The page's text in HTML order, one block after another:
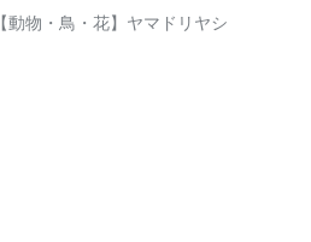
【動物・鳥・花】ヤマドリヤシ